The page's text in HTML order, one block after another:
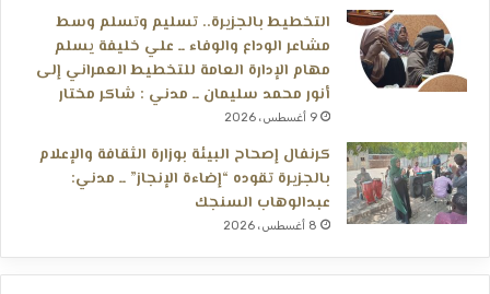
التخطيط بالجزيرة.. تسليم وتسلم وسط
مشاعر الوداع والوفاء ــ علي خليفة يسلم
مهام الإدارة العامة للتخطيط العمراني إلى
أنور محمد سليمان ــ مدني : شاكر مختار
9 أغسطس، 2026
كرنفال إصحاح البيئة بوزارة الثقافة والإعلام
بالجزيرة تقوده “إضاءة الإنجاز” ــ مدني:
عبدالوهاب السنجك
8 أغسطس، 2026